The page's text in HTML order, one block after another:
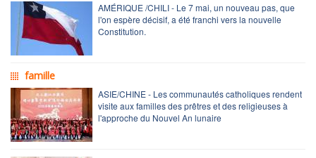
AMÉRIQUE /CHILI - Le 7 mai, un nouveau pas, que
l'on espère décisif, a été franchi vers la nouvelle
Constitution.
famille
ASIE/CHINE - Les communautés catholiques rendent
visite aux familles des prêtres et des religieuses à
l'approche du Nouvel An lunaire